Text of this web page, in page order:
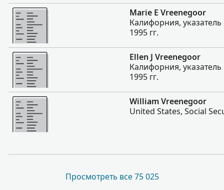
Больше
Marie E Vreenegoor
Калифорния,
1995 гг.
Больше
Ellen J Vreenegoor
Калифорния,
1995 гг.
Больше
William Vreenegoor
United States, Social
Просмотреть все 75 025